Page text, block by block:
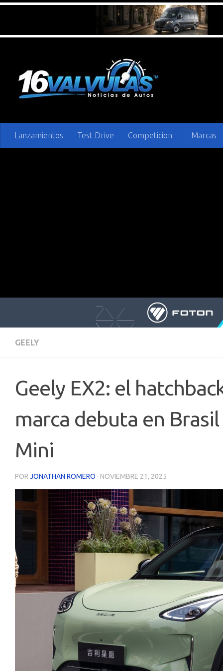
Lanzamientos Test Drive Competicion Marcas
GEELY
Geely EX2: el
marca debuta en
Mini
POR JONATHAN ROMERO · NOVIEMBRE 21, 2025